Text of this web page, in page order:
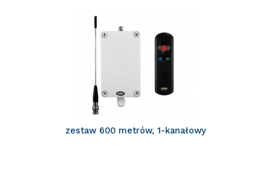
zestaw 600 metrów, 1-kanałowy